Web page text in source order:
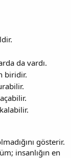
da vardı.
biridir.
gösterir.
insanlığın en